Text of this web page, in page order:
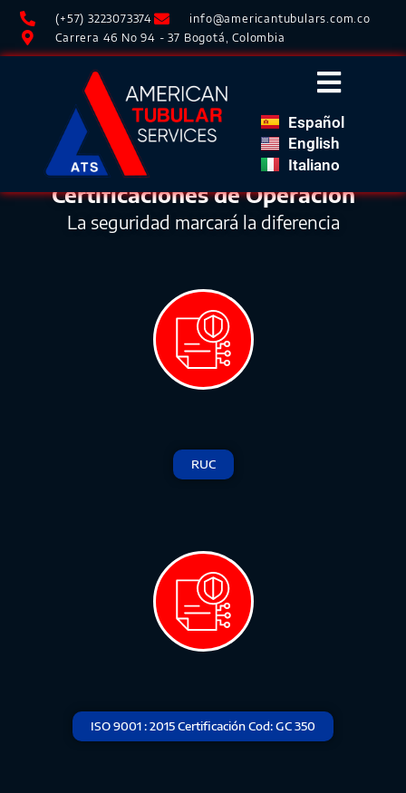
(+57) 3223073374
info@americantubulars.com.co
Carrera 46 No 94 - 37 Bogotá, Colombia
Español
English
Italiano
Certificaciones de Operación
La seguridad marcará la diferencia
RUC
ISO 9001 : 2015 Certificación Cod: GC 350